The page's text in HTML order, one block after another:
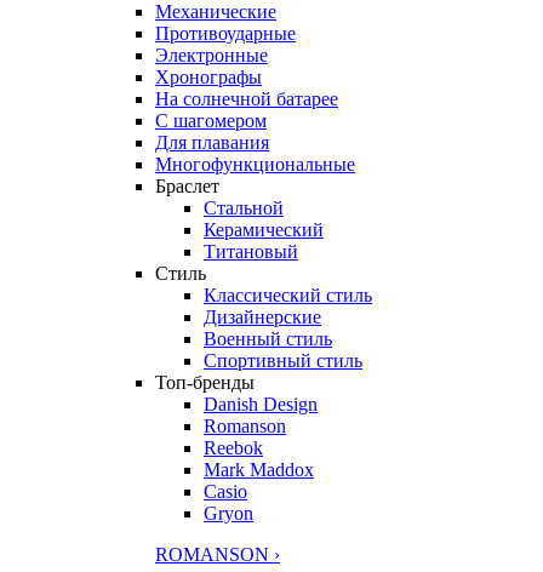
Механические
Противоударные
Электронные
Хронографы
На солнечной батарее
С шагомером
Для плавания
Многофункциональные
Браслет
Стальной
Керамический
Титановый
Стиль
Классический стиль
Дизайнерские
Военный стиль
Спортивный стиль
Топ-бренды
Danish Design
Romanson
Reebok
Mark Maddox
Casio
Gryon
ROMANSON ›